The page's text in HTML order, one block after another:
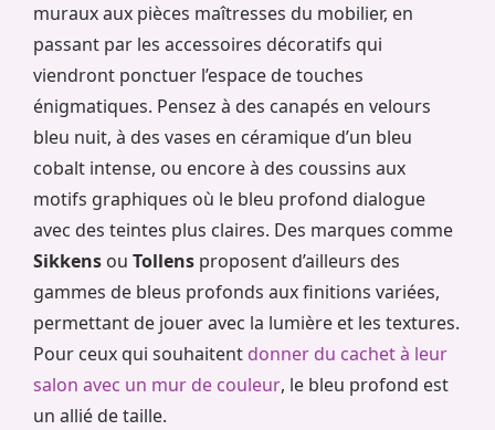
muraux aux pièces maîtresses du mobilier, en
passant par les accessoires décoratifs qui
viendront ponctuer l’espace de touches
énigmatiques. Pensez à des canapés en velours
bleu nuit, à des vases en céramique d’un bleu
cobalt intense, ou encore à des coussins aux
motifs graphiques où le bleu profond dialogue
avec des teintes plus claires. Des marques comme
Sikkens ou Tollens proposent d’ailleurs des
gammes de bleus profonds aux finitions variées,
permettant de jouer avec la lumière et les textures.
Pour ceux qui souhaitent donner du cachet à leur
salon avec un mur de couleur, le bleu profond est
un allié de taille.